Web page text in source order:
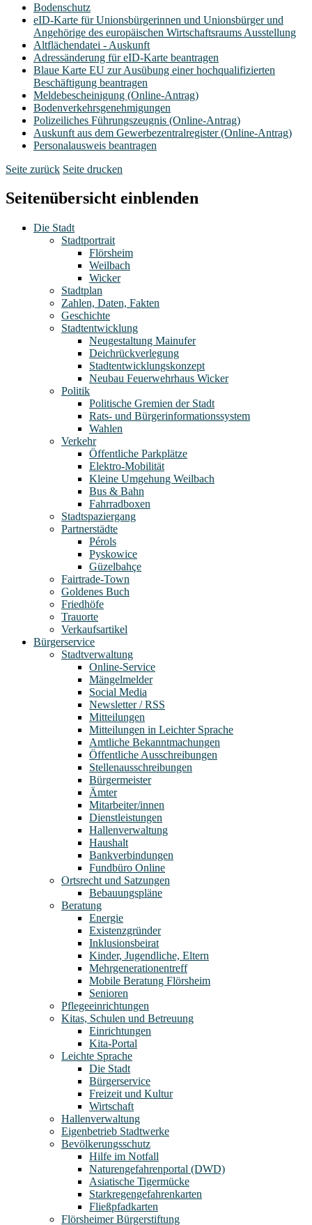
Bodenschutz
eID-Karte für Unionsbürgerinnen und Unionsbürger und
Angehörige des europäischen Wirtschaftsraums Ausstellung
Altflächendatei - Auskunft
Adressänderung für eID-Karte beantragen
Blaue Karte EU zur Ausübung einer hochqualifizierten
Beschäftigung beantragen
Meldebescheinigung (Online-Antrag)
Bodenverkehrsgenehmigungen
Polizeiliches Führungszeugnis (Online-Antrag)
Auskunft aus dem Gewerbezentralregister (Online-Antrag)
Personalausweis beantragen
Seite zurück Seite drucken
Seitenübersicht einblenden
Die Stadt
Stadtportrait
Flörsheim
Weilbach
Wicker
Stadtplan
Zahlen, Daten, Fakten
Geschichte
Stadtentwicklung
Neugestaltung Mainufer
Deichrückverlegung
Stadtentwicklungskonzept
Neubau Feuerwehrhaus Wicker
Politik
Politische Gremien der Stadt
Rats- und Bürgerinformationssystem
Wahlen
Verkehr
Öffentliche Parkplätze
Elektro-Mobilität
Kleine Umgehung Weilbach
Bus & Bahn
Fahrradboxen
Stadtspaziergang
Partnerstädte
Pérols
Pyskowice
Güzelbahçe
Fairtrade-Town
Goldenes Buch
Friedhöfe
Trauorte
Verkaufsartikel
Bürgerservice
Stadtverwaltung
Online-Service
Mängelmelder
Social Media
Newsletter / RSS
Mitteilungen
Mitteilungen in Leichter Sprache
Amtliche Bekanntmachungen
Öffentliche Ausschreibungen
Stellenausschreibungen
Bürgermeister
Ämter
Mitarbeiter/innen
Dienstleistungen
Hallenverwaltung
Haushalt
Bankverbindungen
Fundbüro Online
Ortsrecht und Satzungen
Bebauungspläne
Beratung
Energie
Existenzgründer
Inklusionsbeirat
Kinder, Jugendliche, Eltern
Mehrgenerationentreff
Mobile Beratung Flörsheim
Senioren
Pflegeeinrichtungen
Kitas, Schulen und Betreuung
Einrichtungen
Kita-Portal
Leichte Sprache
Die Stadt
Bürgerservice
Freizeit und Kultur
Wirtschaft
Hallenverwaltung
Eigenbetrieb Stadtwerke
Bevölkerungsschutz
Hilfe im Notfall
Naturengefahrenportal (DWD)
Asiatische Tigermücke
Starkregengefahrenkarten
Fließpfadkarten
Flörsheimer Bürgerstiftung